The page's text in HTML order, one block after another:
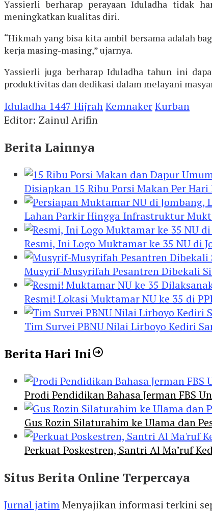
Yassierli berharap perayaan Iduladha tidak
meningkatkan kualitas diri.
“Hikmah yang bisa kita ambil bersama adalah
kerja masing-masing,” ujarnya.
Yassierli juga berharap Iduladha tahun ini
produktivitas dan dedikasi dalam melayani
Iduladha 1447 HijrahKemnakerKurban
Editor: Zainul Arifin
Berita Lainnya
Disiapkan 15 Ribu Porsi Makan Per
Lahan Parkir Hingga Infrastruktur
Resmi, Ini Logo Muktamar ke 35 NU di
Musyrif-Musyrifah Pesantren Dibekali
Resmi! Lokasi Muktamar NU ke 35 di
Tim Survei PBNU Nilai Lirboyo Kediri
Berita Hari Ini
Prodi Pendidikan Bahasa Jerman FBS
Gus Rozin Silaturahim ke Ulama dan
Perkuat Poskestren, Santri Al Ma’ruf
Situs Berita Online Terpercaya
Jurnal jatimMenyajikan informasi terkini